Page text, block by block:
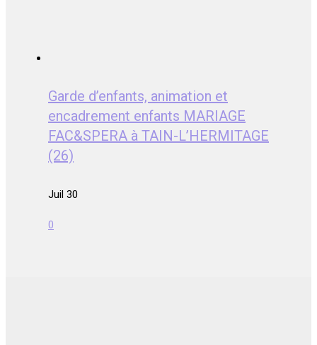
Garde d’enfants, animation et
encadrement enfants MARIAGE
FAC&SPERA à TAIN-L’HERMITAGE
(26)
Juil 30
0